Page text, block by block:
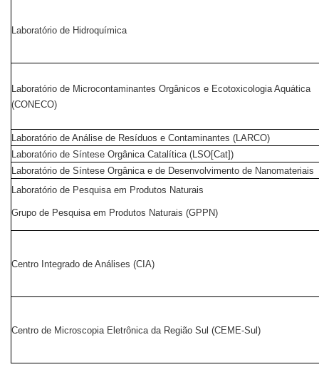
Laboratório de Hidroquímica
Laboratório de Microcontaminantes Orgânicos e Ecotoxicologia Aquática
(CONECO)
Laboratório de Análise de Resíduos e Contaminantes (LARCO)
Laboratório de Síntese Orgânica Catalítica (LSO[Cat])
Laboratório de Síntese Orgânica e de Desenvolvimento de Nanomateriais
Laboratório de Pesquisa em Produtos Naturais
Grupo de Pesquisa em Produtos Naturais (GPPN)
Centro Integrado de Análises (CIA)
Centro de Microscopia Eletrônica da Região Sul (CEME-Sul)